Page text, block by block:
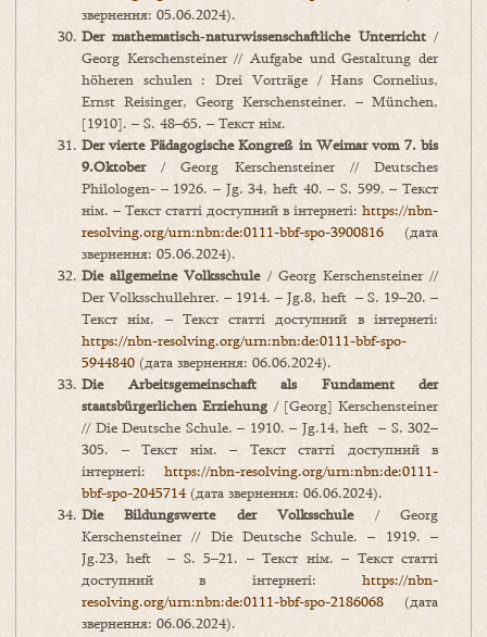
звернення: 05.06.2024).
Der mathematisch‑naturwissenschaftliche Unterricht/
Georg Kerschensteiner // Aufgabe und Gestaltung der
höheren schulen : Drei Vorträge / Hans Cornelius,
Ernst Reisinger, Georg Kerschensteiner. – München,
[1910]. – S. 48–65. – Текст нім.
Der vierte Pädagogische Kongreß in Weimar vom 7. bis
9.Oktober/ Georg Kerschensteiner // Deutsches
Philologen- – 1926. – Jg. 34, heft 40. – S. 599. – Текст
нім. – Текст статті доступний в інтернеті: https://nbn-
resolving.org/urn:nbn:de:0111-bbf-spo-3900816 (дата
звернення: 05.06.2024).
Die allgemeine Volksschule/ Georg Kerschensteiner //
Der Volksschullehrer. – 1914. – Jg.8, heft – S. 19–20. –
Текст нім. – Текст статті доступний в інтернеті:
https://nbn-resolving.org/urn:nbn:de:0111-bbf-spo-
5944840 (дата звернення: 06.06.2024).
Die Arbeitsgemeinschaft als Fundament der
staatsbürgerlichen Erziehung / [Georg] Kerschensteiner
// Die Deutsche Schule. – 1910. – Jg.14, heft – S. 302–
305. – Текст нім. – Текст статті доступний в
інтернеті: https://nbn-resolving.org/urn:nbn:de:0111-
bbf-spo-2045714 (дата звернення: 06.06.2024).
Die Bildungswerte der Volksschule/ Georg
Kerschensteiner // Die Deutsche Schule. – 1919. –
Jg.23, heft – S. 5–21. – Текст нім. – Текст статті
доступний в інтернеті: https://nbn-
resolving.org/urn:nbn:de:0111-bbf-spo-2186068 (дата
звернення: 06.06.2024).